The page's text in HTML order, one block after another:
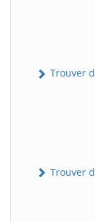
Trouver
Trouver